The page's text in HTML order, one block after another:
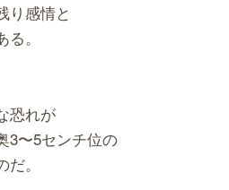
り感情と
。
恐れが
3〜5センチ位の
。